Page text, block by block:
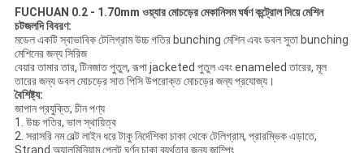
FUCHUAN 0.2 - 1.70mm ওয়্যার মোচড়ের মেকানিসম ঘর্ষণ কন্ট্রোল দিয়ে মেশিন
চটজলদি বিবরণ:
মডেল একটি স্বাভাবিক টেলিগ্রাম উচ্চ গতির bunching মেশিন এবং ডবল সুতা bunching
মেশিনের জন্য সিরিজ
বেয়ার তামার তার, টিনজাত পুতুল, রূপা jacketed পুতুল এবং enameled তারের, মূল
তারের জন্য ডবল মোচড়ের সাত পিসি উপরোক্ত মোচড়ের জন্য প্রযোজ্য।
বৈশিষ্ট্য:
জাপান প্রযুক্তি, চীন পণ্য
1. উচ্চ গতির, ভাল স্থায়িত্ব
2. সরাসরি নম বেল্ট লাইন ধরে টাকু নির্দেশিকা চাকা থেকে টেলিগ্রাম, প্রারম্ভিক এড়াতে,
Strand অ্যালুমিনিয়াম প্লেট ঘূর্ণন চাকা ব্যর্থতার জন্য জাম্পিং